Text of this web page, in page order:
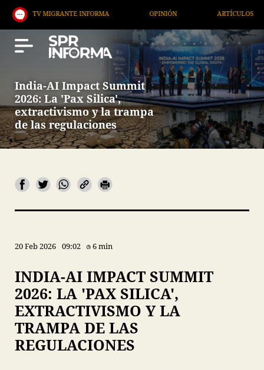
MIGRANTE INFORMA
India-AI Impact Summit
2026: La 'Pax Silica',
extractivismo y la trampa
de las regulaciones
20 Feb 2026 09:02 6 min
INDIA-AI IMPACT SUMMIT
2026: LA 'PAX SILICA',
EXTRACTIVISMO Y LA
TRAMPA DE LAS
REGULACIONES